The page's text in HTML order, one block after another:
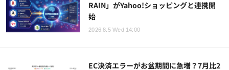
RAIN」がYahoo!ショッピングと連携開
始
2026.8.5 Wed 14:00
EC決済エラーがお盆期間に急増？7月比2